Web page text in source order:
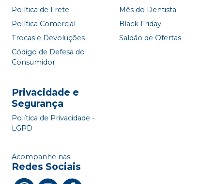
Política de Frete
Política Comercial
Trocas e Devoluções
Código de Defesa do
Consumidor
Mês do Dentista
Black Friday
Saldão de Ofertas
Privacidade e
Segurança
Política de Privacidade -
LGPD
Acompanhe nas
Redes Sociais